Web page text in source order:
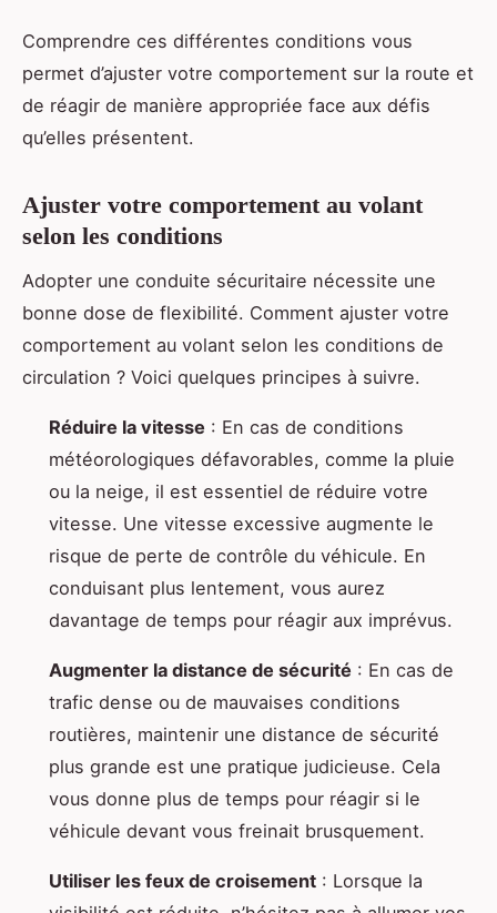
Comprendre ces différentes conditions vous
permet d’ajuster votre comportement sur la route et
de réagir de manière appropriée face aux défis
qu’elles présentent.
Ajuster votre comportement au volant
selon les conditions
Adopter une conduite sécuritaire nécessite une
bonne dose de flexibilité. Comment ajuster votre
comportement au volant selon les conditions de
circulation ? Voici quelques principes à suivre.
Réduire la vitesse : En cas de conditions
météorologiques défavorables, comme la pluie
ou la neige, il est essentiel de réduire votre
vitesse. Une vitesse excessive augmente le
risque de perte de contrôle du véhicule. En
conduisant plus lentement, vous aurez
davantage de temps pour réagir aux imprévus.
Augmenter la distance de sécurité : En cas de
trafic dense ou de mauvaises conditions
routières, maintenir une distance de sécurité
plus grande est une pratique judicieuse. Cela
vous donne plus de temps pour réagir si le
véhicule devant vous freinait brusquement.
Utiliser les feux de croisement : Lorsque la